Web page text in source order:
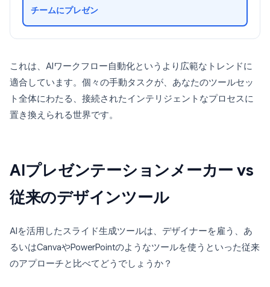
チームにプレゼン
これは、AIワークフロー自動化というより広範なトレンドに
適合しています。個々の手動タスクが、あなたのツールセッ
ト全体にわたる、接続されたインテリジェントなプロセスに
置き換えられる世界です。
AIプレゼンテーションメーカー vs
従来のデザインツール
AIを活用したスライド生成ツールは、デザイナーを雇う、あ
るいはCanvaやPowerPointのようなツールを使うといった従来
のアプローチと比べてどうでしょうか？